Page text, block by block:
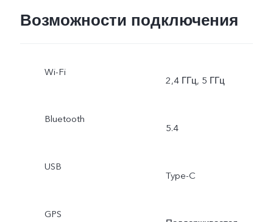
«Видео», «50 Мп»,
«Интервальная съемка»,
Возможности подключения
Wi-Fi
2,4 ГГц, 5 ГГц
Bluetooth
5.4
USB
Type-C
GPS